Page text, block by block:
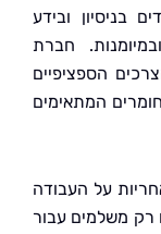
ובידע
חברת
העבודה
עבור